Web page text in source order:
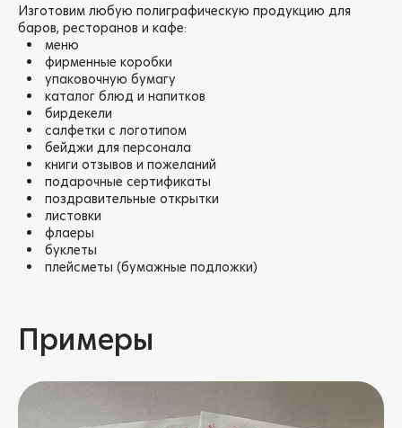
Изготовим любую полиграфическую продукцию для
баров, ресторанов и кафе:
меню
фирменные коробки
упаковочную бумагу
каталог блюд и напитков
бирдекели
салфетки с логотипом
бейджи для персонала
книги отзывов и пожеланий
подарочные сертификаты
поздравительные открытки
листовки
флаеры
буклеты
плейсметы (бумажные подложки)
Примеры